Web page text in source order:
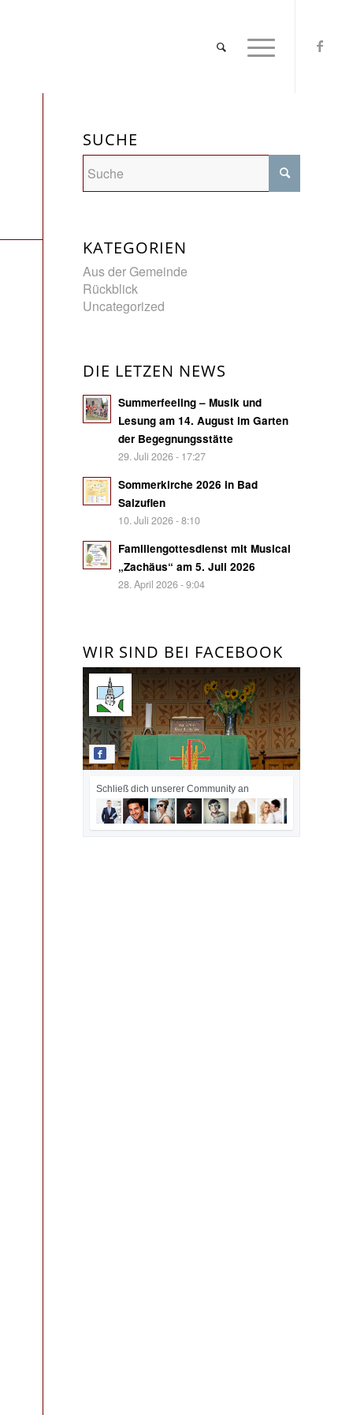
SUCHE
KATEGORIEN
Aus der Gemeinde
Rückblick
Uncategorized
DIE LETZEN NEWS
Summerfeeling – Musik und
Lesung am 14. August im Garten
der Begegnungsstätte
29. Juli 2026 - 17:27
Sommerkirche 2026 in Bad
Salzuflen
10. Juli 2026 - 8:10
Familiengottesdienst mit Musical
„Zachäus“ am 5. Juli 2026
28. April 2026 - 9:04
WIR SIND BEI FACEBOOK
Schließ dich unserer Community an